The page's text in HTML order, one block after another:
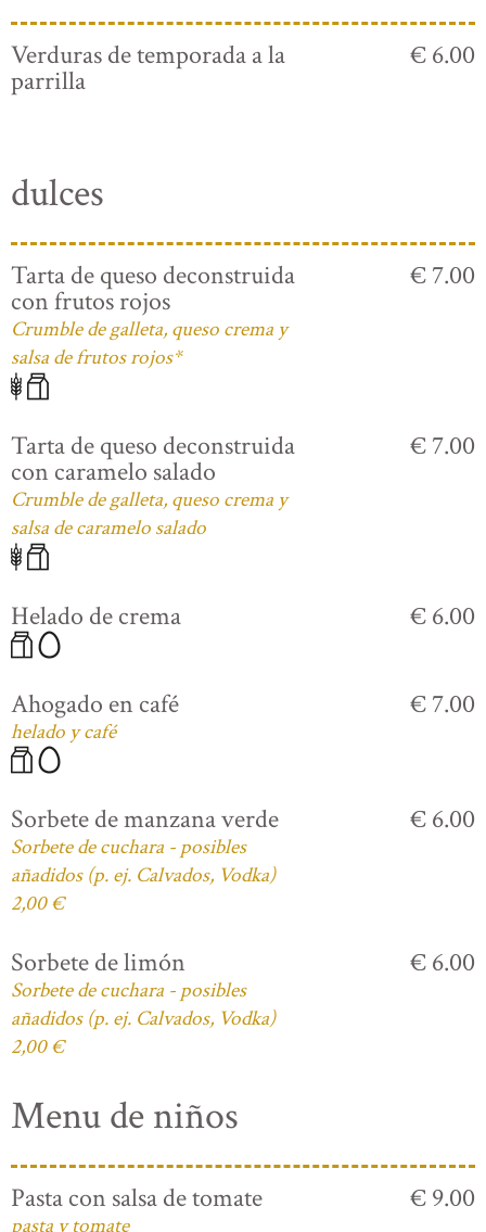
Verduras de temporada a la
parrilla
€ 6.00
dulces
Tarta de queso deconstruida
con frutos rojos
Crumble de galleta, queso crema y
salsa de frutos rojos*
€ 7.00
Tarta de queso deconstruida
con caramelo salado
Crumble de galleta, queso crema y
salsa de caramelo salado
€ 7.00
Helado de crema € 6.00
Ahogado en café
helado y café
€ 7.00
Sorbete de manzana verde
Sorbete de cuchara - posibles
añadidos (p. ej. Calvados, Vodka)
2,00 €
€ 6.00
Sorbete de limón
Sorbete de cuchara - posibles
añadidos (p. ej. Calvados, Vodka)
2,00 €
€ 6.00
Menu de niños
Pasta con salsa de tomate
pasta y tomate
€ 9.00